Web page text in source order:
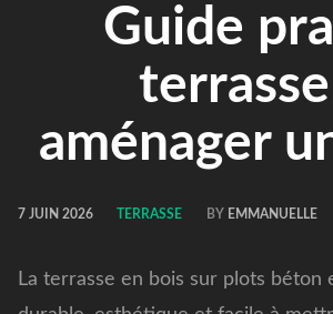
Guide
aménager
7 JUIN 2026 TERRASSE BY EMMANUELLE
La terrasse en bois sur plots